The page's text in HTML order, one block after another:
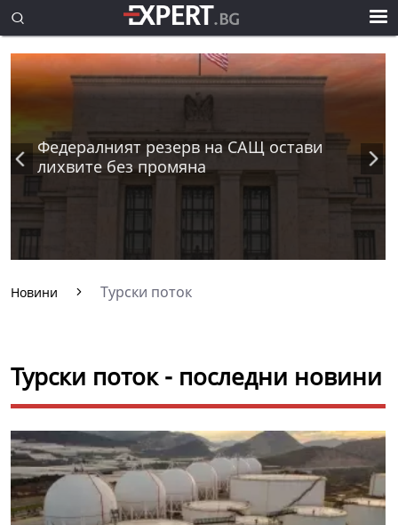
Федералният резерв на САЩ остави
лихвите без промяна
Новини Турски поток
Турски поток - последни новини